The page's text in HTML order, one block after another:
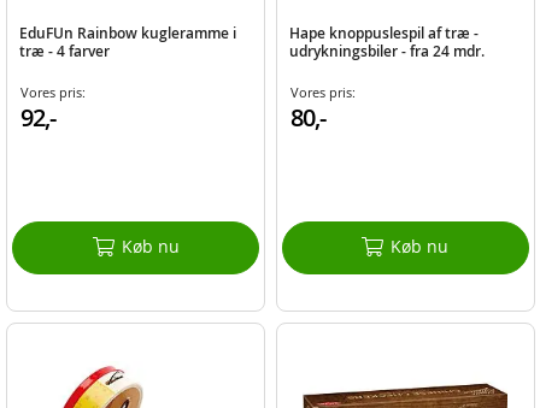
EduFUn Rainbow kugleramme i
træ - 4 farver
Vores pris:
92,-
Køb nu
Hape knoppuslespil af træ -
udrykningsbiler - fra 24 mdr.
Vores pris:
80,-
Køb nu